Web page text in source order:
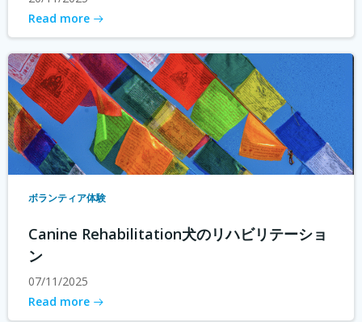
Read more
ボランティア体験
Canine Rehabilitation犬のリハビリテーショ
ン
07/11/2025
Read more